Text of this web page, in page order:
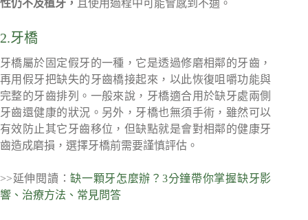
性仍不及植牙， 且使用過程中可能會感到不適。
2.牙橋
牙橋屬於固定假牙的一種，它是透過修磨相鄰的牙齒，
再用假牙把缺失的牙齒橋接起來，以此恢復咀嚼功能與
完整的牙齒排列。一般來說，牙橋適合用於缺牙處兩側
牙齒還健康的狀況。另外，牙橋也無須手術，雖然可以
有效防止其它牙齒移位，但缺點就是會對相鄰的健康牙
齒造成磨損，選擇牙橋前需要謹慎評估。
>>延伸閱讀：缺一顆牙怎麼辦？3分鐘帶你掌握缺牙影
響、治療方法、常見問答